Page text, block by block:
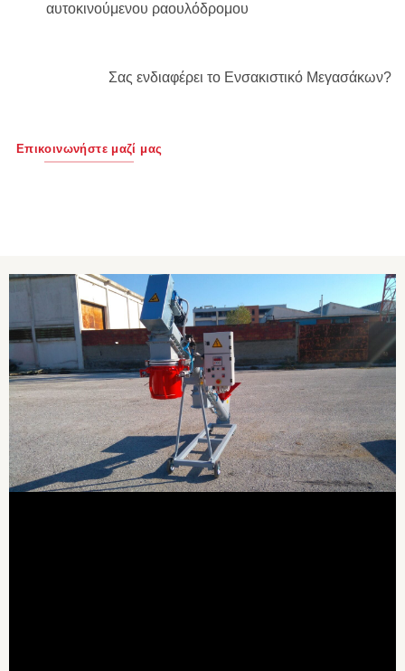
αυτοκινούμενου ραουλόδρομου
Σας ενδιαφέρει το Ενσακιστικό Μεγασάκων?
Επικοινωνήστε μαζί μας